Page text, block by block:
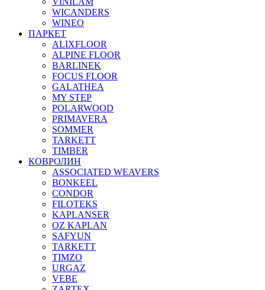
WICANDERS
WINEO
ПАРКЕТ
ALIXFLOOR
ALPINE FLOOR
BARLINEK
FOCUS FLOOR
GALATHEA
MY STEP
POLARWOOD
PRIMAVERA
SOMMER
TARKETT
TIMBER
КОВРОЛИН
ASSOCIATED WEAVERS
BONKEEL
CONDOR
FILOTEKS
KAPLANSER
OZ KAPLAN
SAFYUN
TARKETT
TIMZO
URGAZ
VEBE